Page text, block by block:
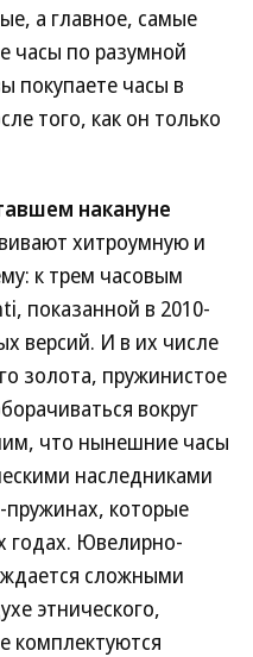
а главное, самые
часы по разумной
покупаете часы в
того, как он только
накануне
хитроумную и
к трем часовым
показанной в 2010-
версий. И в их числе
золота, пружинистое
вокруг
что нынешние часы
наследниками
пружинах, которые
годах. Ювелирно-
сложными
этнического,
комплектуются